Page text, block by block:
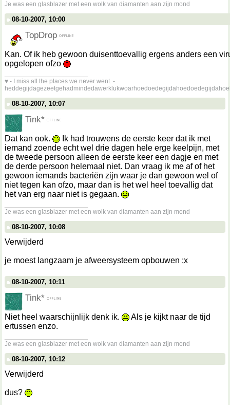
Je was een glasblazer met een wolk van diamanten aan zijn mond
08-10-2007, 10:00
TopDrop
Kan. Of ik heb gewoon duisenttoevallig ergens anders een
opgelopen ofzo
♥ - I miss all the places we never went. -
08-10-2007, 10:07
Tink*
Dat kan ook.
Ik had trouwens de eerste keer dat ik met
iemand zoende echt wel drie dagen hele erge keelpijn, met
de tweede persoon alleen de eerste keer een dagje en met
de derde persoon helemaal niet. Dan vraag ik me af of het
gewoon iemands bacteriën zijn waar je dan gewoon wel of
niet tegen kan ofzo, maar dan is het wel heel toevallig dat
het van erg naar niet is gegaan.
Je was een glasblazer met een wolk van diamanten aan zijn mond
08-10-2007, 10:08
Verwijderd
je moest langzaam je afweersysteem opbouwen ;x
08-10-2007, 10:11
Tink*
Niet heel waarschijnlijk denk ik.
Als je kijkt naar de tijd
ertussen enzo.
Je was een glasblazer met een wolk van diamanten aan zijn mond
08-10-2007, 10:12
Verwijderd
dus?